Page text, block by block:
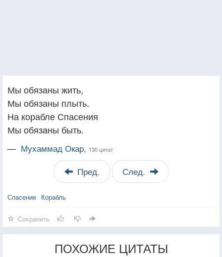
Мы обязаны жить,
Мы обязаны плыть.
На корабле Спасения
Мы обязаны быть.
— Мухаммад Окар, 130 цитат
Пред. След.
Спасение Корабль
Сохранить
ПОХОЖИЕ ЦИТАТЫ